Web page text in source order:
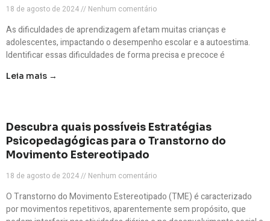
18 de agosto de 2024 Nenhum comentário
As dificuldades de aprendizagem afetam muitas crianças e
adolescentes, impactando o desempenho escolar e a autoestima.
Identificar essas dificuldades de forma precisa e precoce é
Leia mais →
Descubra quais possíveis Estratégias
Psicopedagógicas para o Transtorno do
Movimento Estereotipado
18 de agosto de 2024 Nenhum comentário
O Transtorno do Movimento Estereotipado (TME) é caracterizado
por movimentos repetitivos, aparentemente sem propósito, que